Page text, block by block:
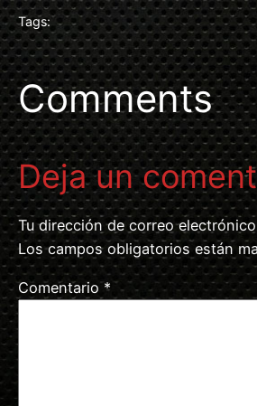
Tags:
Comments
Deja un
Tu dirección de correo
Los campos obligatorios están
Comentario*